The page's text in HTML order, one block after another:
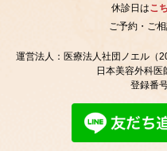
休診日はこ
ご予約・ご
運営法人：医療法人社団ノエル（
日本美容外科医
登録番